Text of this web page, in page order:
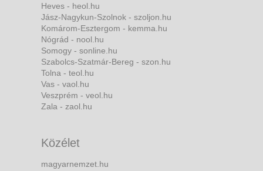
Heves - heol.hu
Jász-Nagykun-Szolnok - szoljon.hu
Komárom-Esztergom - kemma.hu
Nógrád - nool.hu
Somogy - sonline.hu
Szabolcs-Szatmár-Bereg - szon.hu
Tolna - teol.hu
Vas - vaol.hu
Veszprém - veol.hu
Zala - zaol.hu
Közélet
magyarnemzet.hu